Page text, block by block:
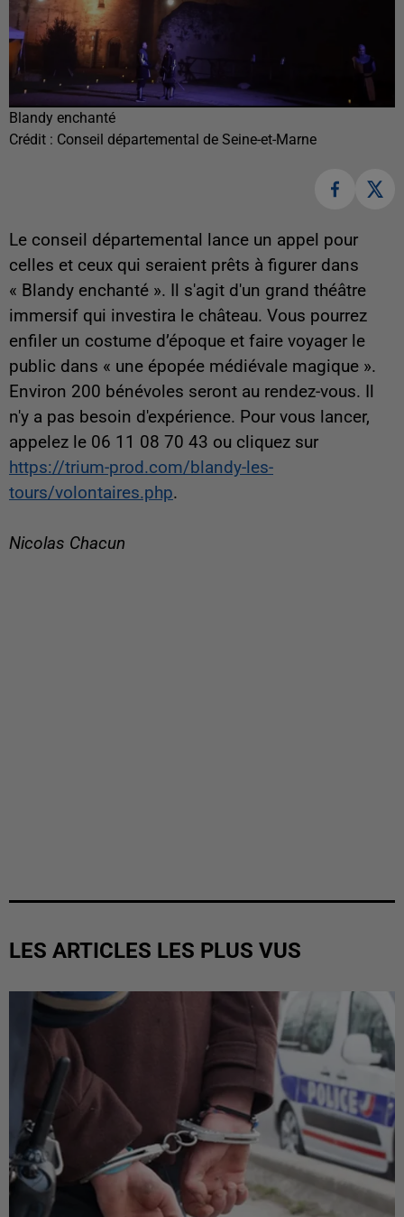
Blandy enchanté
Crédit : Conseil départemental de Seine-et-Marne
Le conseil départemental lance un appel pour
celles et ceux qui seraient prêts à figurer dans
« Blandy enchanté ». Il s'agit d'un grand théâtre
immersif qui investira le château. Vous pourrez
enfiler un costume d’époque et faire voyager le
public dans « une épopée médiévale magique ».
Environ 200 bénévoles seront au rendez-vous. Il
n'y a pas besoin d'expérience. Pour vous lancer,
appelez le 06 11 08 70 43 ou cliquez sur
https://trium-prod.com/blandy-les-
tours/volontaires.php.
Nicolas Chacun
LES ARTICLES LES PLUS VUS